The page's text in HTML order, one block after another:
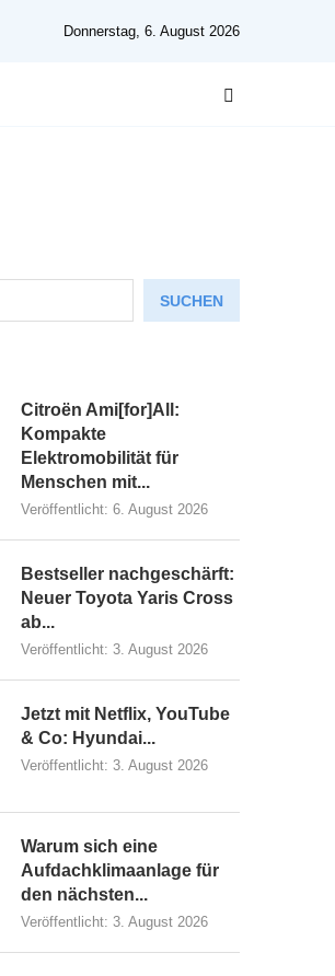
Donnerstag, 6. August 2026
SUCHEN
Citroën Ami[for]All:
Kompakte
Elektromobilität für
Menschen mit...
Veröffentlicht: 6. August 2026
Bestseller nachgeschärft:
Neuer Toyota Yaris Cross
ab...
Veröffentlicht: 3. August 2026
Jetzt mit Netflix, YouTube
& Co: Hyundai...
Veröffentlicht: 3. August 2026
Warum sich eine
Aufdachklimaanlage für
den nächsten...
Veröffentlicht: 3. August 2026